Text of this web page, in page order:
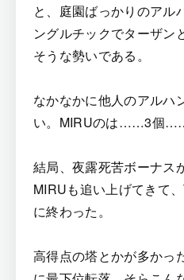
と、庭園ばっかりのアル
ングルチックでターザン
そうな勢いである。
なかなかに他人のアルハ
い。MIRUのは……3個……
結局、夜露死苦ボーナス
MIRUも追い上げてきて
に終わった。
高得点の塔とかが多かっ